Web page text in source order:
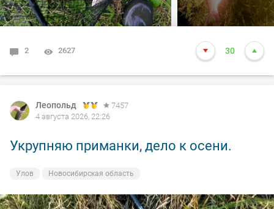
2 2627 30
Леопольд
7457
4 августа 2026, 22:26
Укрупняю приманки, дело к осени.
Улов Новосибирская область